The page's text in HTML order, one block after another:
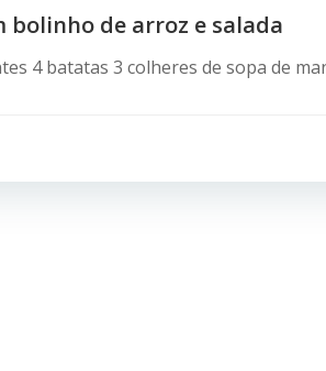
bolinho de arroz e salada
4 batatas 3 colheres de sopa de